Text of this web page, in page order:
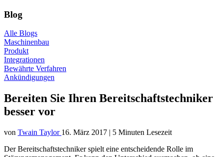
Blog
Alle Blogs
Maschinenbau
Produkt
Integrationen
Bewährte Verfahren
Ankündigungen
Bereiten Sie Ihren Bereitschaftstechniker
besser vor
von Twain Taylor 16. März 2017 | 5 Minuten Lesezeit
Der Bereitschaftstechniker spielt eine entscheidende Rolle im